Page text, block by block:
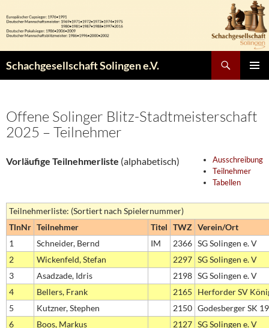
Inhalt
springen
Schachgesellschaft Solingen e.V.
Offene Solinger Blitz-Stadtmeisterschaft
2025 – Teilnehmer
Ausschreibung
Teilnehmer
Tabellen
Vorläufige Teilnehmerliste (alphabetisch)
Teilnehmerliste: (Sortiert nach Spielernummer)
TlnNr Teilnehmer Titel TWZ Verein/Ort
1
Schneider, Bernd IM 2366 SG Solingen e. V
2
Wickenfeld, Stefan 2297 SG Solingen e. V
3
Asadzade, Idris 2198 SG Solingen e. V
4
Bellers, Frank 2165
Herforder SV
5
Kutzner, Stephen 2150 Godesberger SK
6
Boos, Markus 2127 SG Solingen e. V